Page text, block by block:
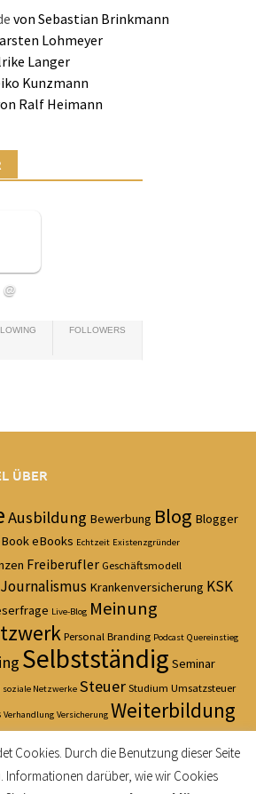
von Sebastian Brinkmann
Lohmeyer
Langer
Kunzmann
Ralf Heimann
@
FOLLOWERS
ÜBER
Ausbildung Bewerbung Blog Blogger
eBooks Echtzeit Existenzgründer
Freiberufler Geschäftsmodell
Journalismus Krankenversicherung KSK
Live-Blog Meinung
Personal Branding Podcast Quereinstieg
Selbstständig Seminar
soziale Netzwerke SteuerStudium Umsatzsteuer
Verhandlung Versicherung Weiterbildung
Cookies. Durch die Benutzung dieser Seite
Informationen darüber, wie wir Cookies